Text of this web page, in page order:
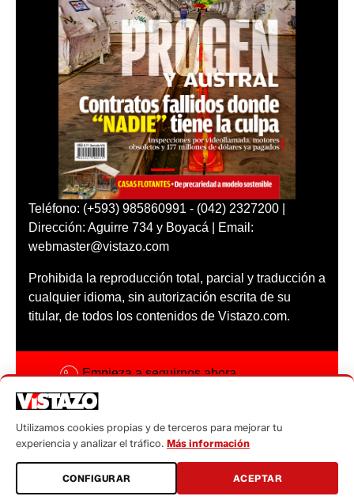
Teléfono: (+593) 985860991 - (042) 2327200 |
Dirección: Aguirre 734 y Boyacá | Email:
webmaster@vistazo.com
Prohibida la reproducción total, parcial y traducción a
cualquier idioma, sin autorización escrita de su
titular, de todos los contenidos de Vistazo.com.
Empieza a seguirnos ahora
Código ética
Sugerencias a:
sugerencias@vistazo.com
Utilizamos cookies propias y de terceros para mejorar tu
experiencia y analizar el tráfico. Más información
CONFIGURAR ACEPTAR